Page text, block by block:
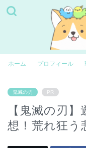
ホーム プロフィール
鬼滅の刃 PR
【鬼滅の刃
想！荒れ狂う